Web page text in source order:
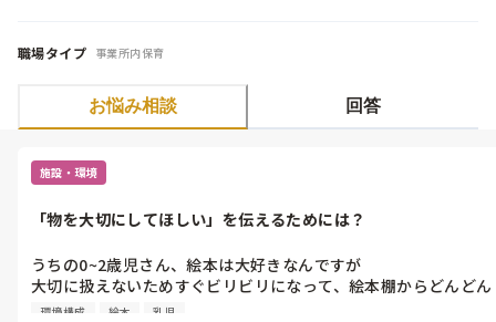
職場タイプ 事業所内保育
お悩み相談 回答
施設・環境
「物を大切にしてほしい」を伝えるためには？
うちの0~2歳児さん、絵本は大好きなんですが
大切に扱えないためすぐビリビリになって、絵本棚からどんどん
絵本が減っていきます。
環境構成 絵本 乳児